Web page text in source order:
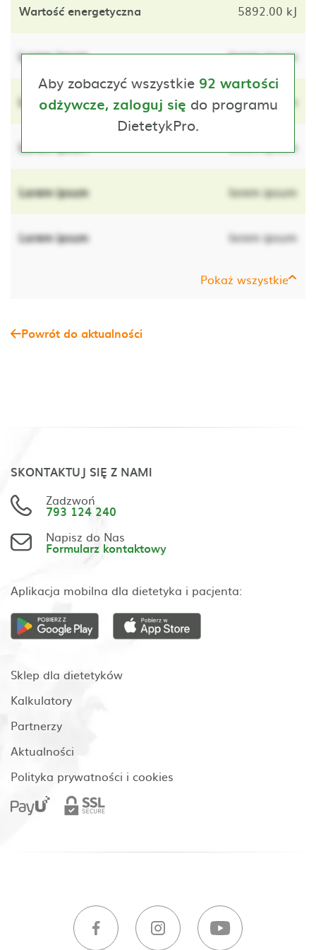
Wartość energetyczna 5892.00 kJ
Lorem ipsum lorem ipsum
Lorem ipsum lorem ipsum
Lorem ipsum lorem ipsum
Lorem ipsum lorem ipsum
Lorem ipsum lorem ipsum
Pokaż wszystkie
Aby zobaczyć wszystkie 92 wartości
odżywcze, zaloguj się do programu
DietetykPro.
Powrót do aktualności
SKONTAKTUJ SIĘ Z NAMI
Zadzwoń
793 124 240
Napisz do Nas
Formularz kontaktowy
Aplikacja mobilna dla dietetyka i pacjenta:
Sklep dla dietetyków
Kalkulatory
Partnerzy
Aktualności
Polityka prywatności i cookies